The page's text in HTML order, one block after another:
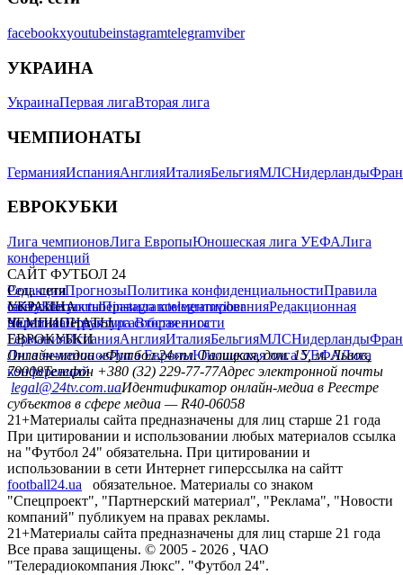
facebookxyoutubeinstagramtelegramviber
УКРАИНА
УкраинаПервая лигаВторая лига
ЧЕМПИОНАТЫ
ГерманияИспанияАнглияИталияБельгияМЛСНидерланды
ЕВРОКУБКИ
Лига чемпионовЛига ЕвропыЮношеская лига УЕФАЛига
конференций
САЙТ ФУТБОЛ 24
РедакцияПрогнозыПолитика конфиденциальностиПравила
сайтуКонтактыПравила комментированияРедакционная
политикаСтруктура собственности
Соц. сети
facebookxyoutubeinstagramtelegramviber
УКРАИНА
УкраинаПервая лигаВторая лига
ЧЕМПИОНАТЫ
ГерманияИспанияАнглияИталияБельгияМЛСНидерланды
ЕВРОКУБКИ
Лига чемпионовЛига ЕвропыЮношеская лига УЕФАЛига
конференций
Онлайн-медиа «Футбол 24»пл. Галицкая, дом. 15, м. Львов,
79008Телефон +380 (32) 229-77-77Адрес электронной почты
legal@24tv.com.uaИдентификатор онлайн-медиа в Реестре
субъектов в сфере медиа — R40-06058
21+Материалы сайта предназначены для лиц старше 21 года
При цитировании и использовании любых материалов ссылка
на "Футбол 24" обязательна. При цитировании и
использовании в сети Интернет гиперссылка на сайтт
football24.ua
обязательное. Материалы со знаком
"Спецпроект", "Партнерский материал", "Реклама", "Новости
компаний" публикуем на правах рекламы.
21+Материалы сайта предназначены для лиц старше 21 года
Все права защищены. © 2005 - 2026 , ЧАО
"Телерадиокомпания Люкс". "Футбол 24".